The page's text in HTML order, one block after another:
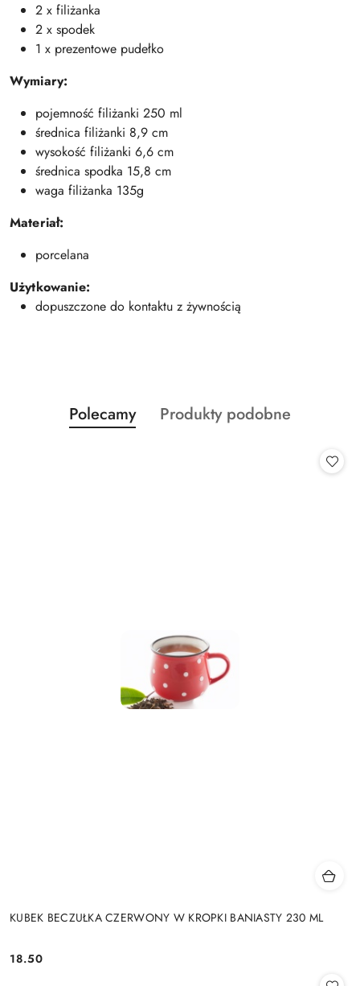
2 x filiżanka
2 x spodek
1 x prezentowe pudełko
Wymiary:
pojemność filiżanki 250 ml
średnica filiżanki 8,9 cm
wysokość filiżanki 6,6 cm
średnica spodka 15,8 cm
waga filiżanka 135g
Materiał:
porcelana
Użytkowanie:
dopuszczone do kontaktu z żywnością
Pomiń karuzelę produktów
Produkty
o
Polecamy
Produkty
Produkty podobne
KUBEK BECZUŁKA CZERWONY W KROPKI BANIASTY 230 ML
Cena:
18.50